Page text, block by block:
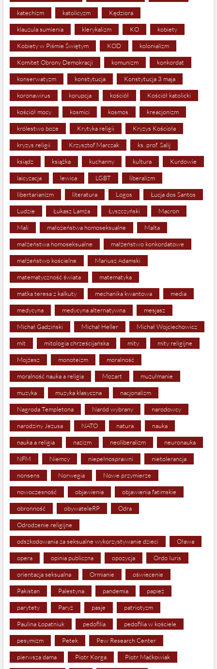
katechizm katolicyzm Kędziora
klauzula sumienia klerykalizm KO kobiety
Kobiety w Piśmie Świętym KOD kolonializm
Komitet Obrony Demokracji komunizm konkordat
konserwatyzm konstytucja Konstytucja 3 maja
koronawirus korupcja kościół Kościół katolicki
kościół mocy kosmici kosmos kreacjonizm
królestwo boze Krytyka religii Kryzys Kościoła
kryzys religii Krzysztof Marczak ks. prof. Salij
ksiądz książka kuchanny kultura Kurdowie
laicyzacja lewica LGBT liberalizm
libertarianizm literatura Logos Łucja dos Santos
Ludzie Łukasz Lamża Łyszczyński Macron
Mali małożeństwa homoseksualne Malta
małżeństwa homoseksualne małżeństwo konkordatowe
małżeństwo kościelne Mariusz Adamski
matematyczność świata matematyka
matka teresa z kalkuty mechanika kwantowa media
medycyna medycyna alternatywna mesjasz
Michał Gadziński Michał Heller Michał Wojciechowicz
mit mitologia chrześcijańska mity mity religijne
Mojżesz monoteizm moralność
moralność nauka a religia Mozart muzułmanie
muzyka muzyka klasyczna nacjonalizm
Nagroda Templetona Naród wybrany narodowcy
narodziny Jezusa NATO natura nauka
nauka a religia nazizm neoliberalizm neuronauka
NFM Niemcy niepełnosprawni nietolerancja
nonsens Norwegia Nowe przymierze
nowoczesność objawienia objawienia fatimskie
obronność obywateleRP Odra
Odrodzenie religijne
odszkodowania za seksualne wykorzystywanie dzieci Oława
opera opinia publiczna opozycja Ordo Iuris
orientacja seksualna Ormianie oświecenie
Pakistan Palestyna pandemia papież
parytety Paryż pasje patriotyzm
Paulina Łopatniuk pedofilia pedofilia w kościele
pesymizm Petek Pew Research Center
pierwsza dama Piotr Korga Piotr Maćkowiak